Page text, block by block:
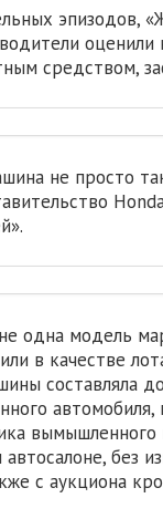
эпизодов,
средством,
не просто
одна модель
в качестве
составляла
без
с аукциона